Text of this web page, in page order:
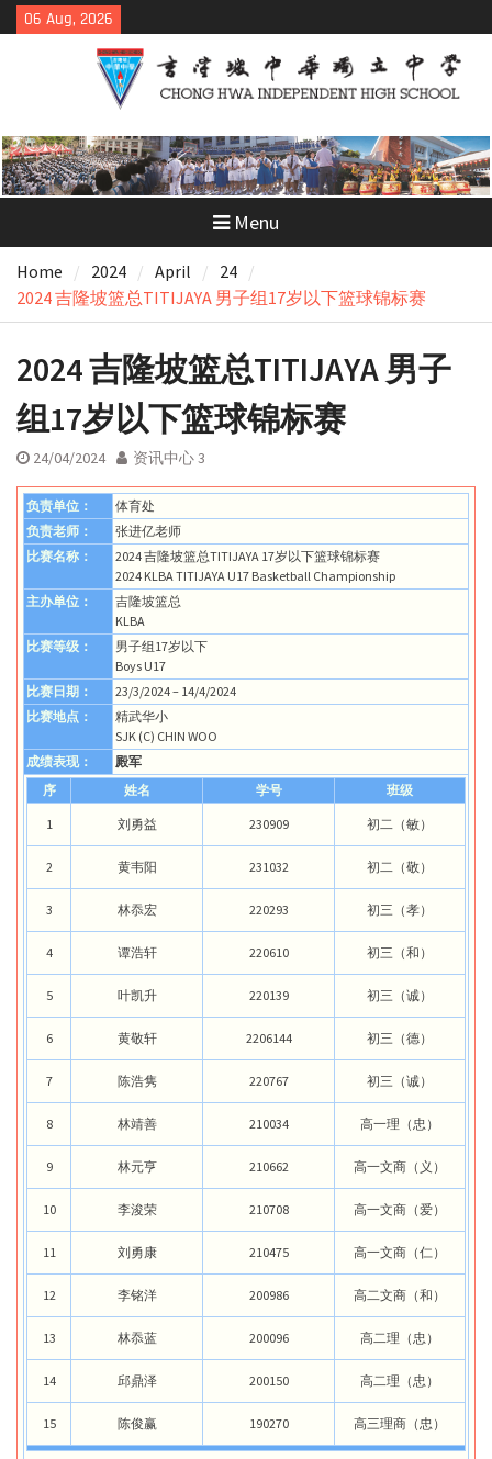
Skip
to
06 Aug, 2026
Menu
Home 2024 April
24
2024 吉隆坡篮总TITIJAYA 男子组17岁以下篮球锦标赛
2024 吉隆坡篮总TITIJAYA 男子
组17岁以下篮球锦标赛
24/04/2024 资讯中心 3
负责单位：
体育处
负责老师：
张进亿老师
比赛名称：
2024 吉隆坡篮总TITIJAYA 17岁以下篮球锦标赛
2024 KLBA TITIJAYA U17 Basketball Championship
主办单位：
吉隆坡篮总
KLBA
比赛等级：
男子组17岁以下
Boys U17
比赛日期：
23/3/2024 – 14/4/2024
比赛地点：
精武华小
SJK (C) CHIN WOO
成绩表现：
殿军
序
姓名 学号 班级
1 刘勇益 230909 初二（敏）
2 黄韦阳 231032 初二（敬）
3 林忝宏 220293 初三（孝）
4 谭浩轩 220610 初三（和）
5 叶凯升 220139 初三（诚）
6 黄敬轩 2206144 初三（德）
7 陈浩隽 220767 初三（诚）
8 林靖善 210034 高一理（忠）
9 林元亨 210662 高一文商（义）
10 李浚荣 210708 高一文商（爱）
11 刘勇康 210475 高一文商（仁）
12 李铭洋 200986 高二文商（和）
13 林忝蓝 200096 高二理（忠）
14 邱鼎泽 200150 高二理（忠）
15 陈俊赢 190270 高三理商（忠）